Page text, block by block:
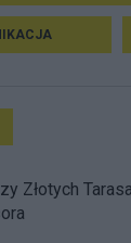
Złotych